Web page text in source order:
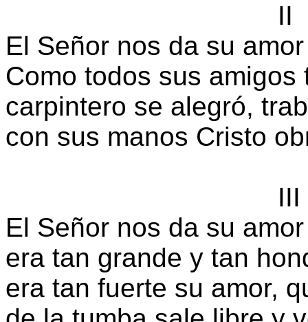
II
El Señor nos da su
Como todos sus
carpintero se alegró,
con sus manos Cristo
III
El Señor nos da su
era tan grande y tan
era tan fuerte su amor,